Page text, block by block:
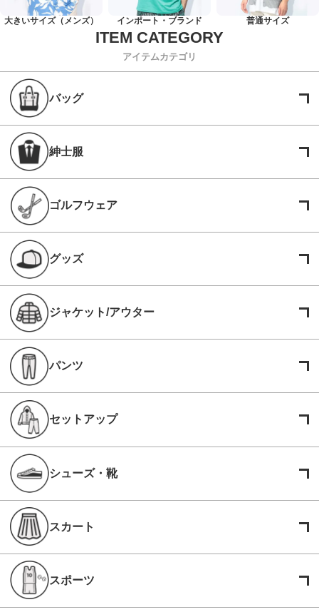
大きいサイズ（メンズ） インポート・ブランド 普通サイズ
アイテムカテゴリ
バッグ
紳士服
ゴルフウェア
グッズ
ジャケット/アウター
パンツ
セットアップ
シューズ・靴
スカート
スポーツ